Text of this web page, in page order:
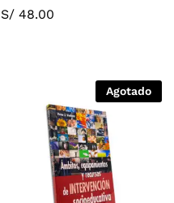
S/ 48.00
Agotado